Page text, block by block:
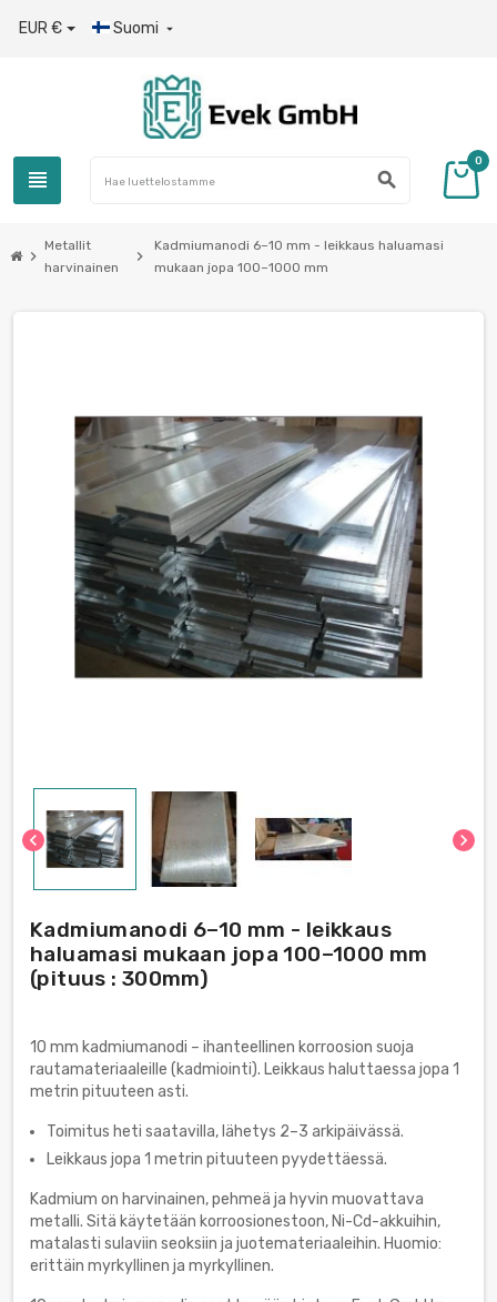
EUR € Suomi 
view_headline search
0
chevron_right
Metallit
harvinainen
chevron_right
Kadmiumanodi 6–10 mm - leikkaus haluamasi
mukaan jopa 100–1000 mm
chevron_left chevron_right
Kadmiumanodi 6–10 mm - leikkaus
haluamasi mukaan jopa 100–1000 mm
(pituus : 300mm)
10 mm kadmiumanodi – ihanteellinen korroosion suoja
rautamateriaaleille (kadmiointi). Leikkaus haluttaessa jopa 1
metrin pituuteen asti.
Toimitus heti saatavilla, lähetys 2–3 arkipäivässä.
Leikkaus jopa 1 metrin pituuteen pyydettäessä.
Kadmium on harvinainen, pehmeä ja hyvin muovattava
metalli. Sitä käytetään korroosionestoon, Ni-Cd-akkuihin,
matalasti sulaviin seoksiin ja juotemateriaaleihin. Huomio:
erittäin myrkyllinen ja myrkyllinen.